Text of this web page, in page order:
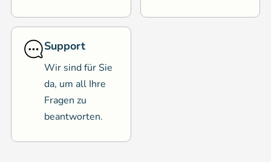
Support
Wir sind für Sie
da, um all Ihre
Fragen zu
beantworten.